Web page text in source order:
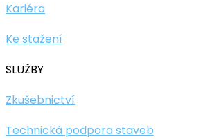
Kariéra
Ke stažení
SLUŽBY
Zkušebnictví
Technická podpora staveb